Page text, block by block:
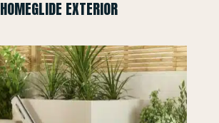
HOMEGLIDE EXTERIOR